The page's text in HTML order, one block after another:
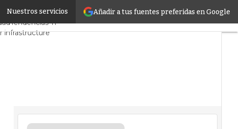
Añadir a tus fuentes preferidas en Google
Nuestros servicios
CPD y MercadoProyectos
Tendencias TI
infrastructure